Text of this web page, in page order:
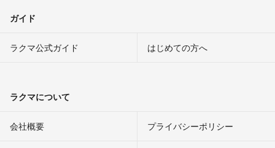
ガイド
ラクマ公式ガイド はじめての方へ
ラクマについて
会社概要 プライバシーポリシー